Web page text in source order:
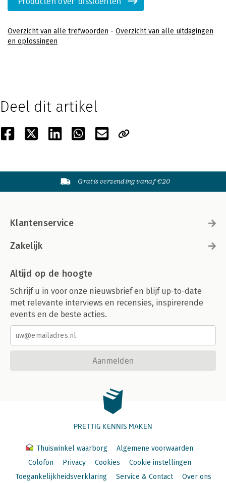
Overzicht van alle trefwoorden - Overzicht van alle uitdagingen
en oplossingen
Deel dit artikel
Gratis verzending vanaf €20
Klantenservice
Zakelijk
Altijd op de hoogte
Schrijf u in voor onze nieuwsbrief en blijf up-to-date
met relevante interviews en recensies, inspirerende
events en de beste acties.
Aanmelden
PRETTIG KENNIS MAKEN
Thuiswinkel waarborg
Algemene voorwaarden
Colofon
Privacy Cookies
Cookie instellingen
Toegankelijkheidsverklaring
Service & Contact Over ons